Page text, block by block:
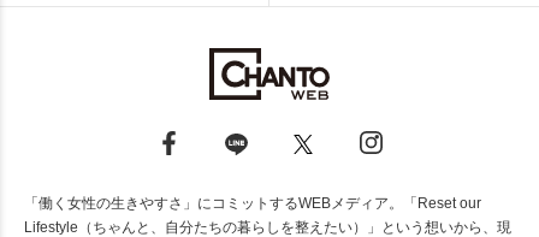
「働く女性の生きやすさ」にコミットするWEBメディア。「Reset our
Lifestyle（ちゃんと、自分たちの暮らしを整えたい）」という想いから、現